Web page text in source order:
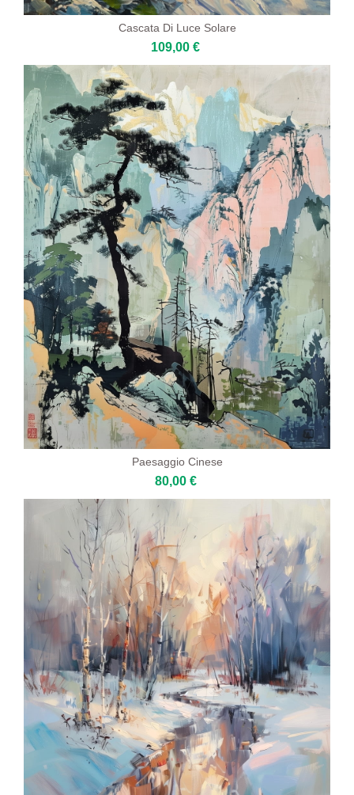
Cascata Di Luce Solare
109,00 €
Paesaggio Cinese
80,00 €